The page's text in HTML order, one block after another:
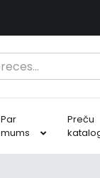
Par
mums
Preču